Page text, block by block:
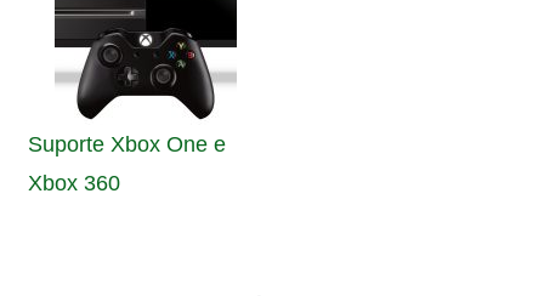
Suporte Xbox One e
Xbox 360